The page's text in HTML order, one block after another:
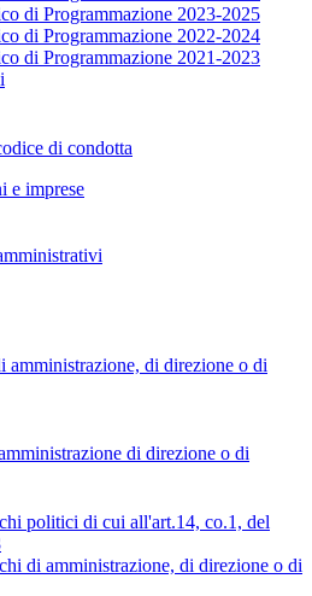
di Programmazione 2023-2025
di Programmazione 2022-2024
di Programmazione 2021-2023
di condotta
e imprese
di direzione o di
di direzione o di
politici di cui all'art.14, co.1, del
di amministrazione, di direzione o di